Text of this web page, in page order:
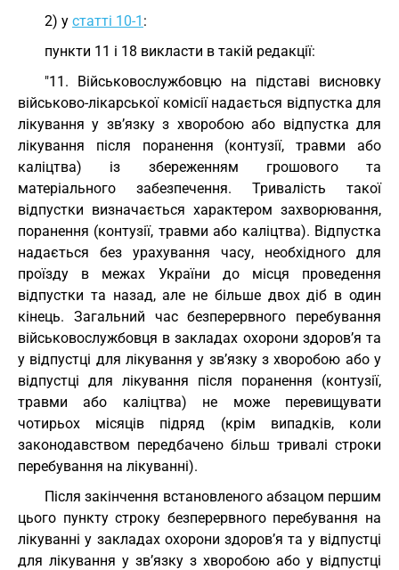
2) у статті 10-1 :
пункти 11 і 18 викласти в такій редакції:
"11. Військовослужбовцю на підставі висновку
військово-лікарської комісії надається відпустка для
лікування у зв’язку з хворобою або відпустка для
лікування після поранення (контузії, травми або
каліцтва) із збереженням грошового та
матеріального забезпечення. Тривалість такої
відпустки визначається характером захворювання,
поранення (контузії, травми або каліцтва). Відпустка
надається без урахування часу, необхідного для
проїзду в межах України до місця проведення
відпустки та назад, але не більше двох діб в один
кінець. Загальний час безперервного перебування
військовослужбовця в закладах охорони здоров’я та
у відпустці для лікування у зв’язку з хворобою або у
відпустці для лікування після поранення (контузії,
травми або каліцтва) не може перевищувати
чотирьох місяців підряд (крім випадків, коли
законодавством передбачено більш тривалі строки
перебування на лікуванні).
Після закінчення встановленого абзацом першим
цього пункту строку безперервного перебування на
лікуванні у закладах охорони здоров’я та у відпустці
для лікування у зв’язку з хворобою або у відпустці